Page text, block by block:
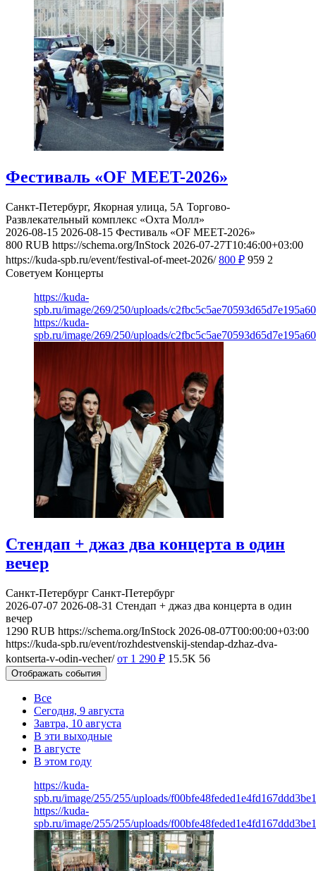
Фестиваль «OF MEET-2026»
Санкт-Петербург, Якорная улица, 5А Торгово-
Развлекательный комплекс «Охта Молл»
2026-08-15 2026-08-15 Фестиваль «OF MEET-2026»
800 RUB https://schema.org/InStock 2026-07-27T10:46:00+03:00
https://kuda-spb.ru/event/festival-of-meet-2026/ 800 ₽ 959 2
Советуем Концерты
https://kuda-
spb.ru/image/269/250/uploads/
https://kuda-
spb.ru/image/269/250/uploads/
Стендап + джаз два концерта в один
вечер
Санкт-Петербург Санкт-Петербург
2026-07-07 2026-08-31 Стендап + джаз два концерта в один
вечер
1290 RUB https://schema.org/InStock 2026-08-07T00:00:00+03:00
https://kuda-spb.ru/event/rozhdestvenskij-stendap-dzhaz-dva-
kontserta-v-odin-vecher/ от 1 290 ₽ 15.5K 56
Отображать события
Все
Сегодня, 9 августа
Завтра, 10 августа
В эти выходные
В августе
В этом году
https://kuda-
spb.ru/image/255/255/uploads/
https://kuda-
spb.ru/image/255/255/uploads/